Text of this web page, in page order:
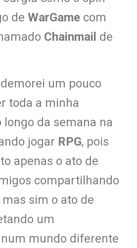
de WarGame com
Chainmail de
um pouco
toda a minha
longo da semana na
jogar RPG, pois
apenas o ato de
compartilhando
sim o ato de
um
mundo diferente